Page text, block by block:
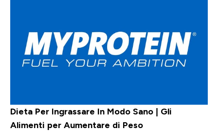
Dieta Per Ingrassare In Modo Sano | Gli
Alimenti per Aumentare di Peso